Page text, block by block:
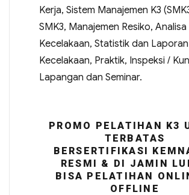
Kerja, Sistem Manajemen K3
SMK3, Manajemen Resiko, Analisa
Kecelakaan, Statistik dan Laporan
Kecelakaan, Praktik, Inspeksi /
Lapangan dan Seminar.
PROMO PELATIHAN K3
TERBATAS
BERSERTIFIKASI
RESMI & DI JAMIN
BISA PELATIHAN
OFFLINE